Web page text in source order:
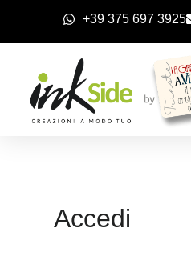
+39 375 697 3925
Accedi